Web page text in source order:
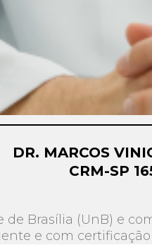
DR. MARCOS
CRM-SP
Brasília (UnB) e
e com